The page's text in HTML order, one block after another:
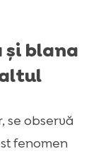
și blana
se observă
fenomen